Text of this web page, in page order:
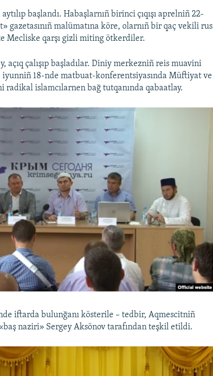
başlandı. Habaşlarnıñ birinci çıqışı aprelniñ 22-
gazetasınıñ malümatına köre, olarnıñ bir qaç vekili rus
Mecliske qarşı gizli miting ötkerdiler.
açıq çalışıp başladılar. Diniy merkezniñ reis muavini
18-nde matbuat-konferentsiyasında Müftiyat ve
radikal islamcılarnen bağ tutqanında qabaatlay.
iftarda bulunğanı kösterile – tedbir, Aqmescitniñ
naziri» Sergey Aksönov tarafından teşkil etildi.